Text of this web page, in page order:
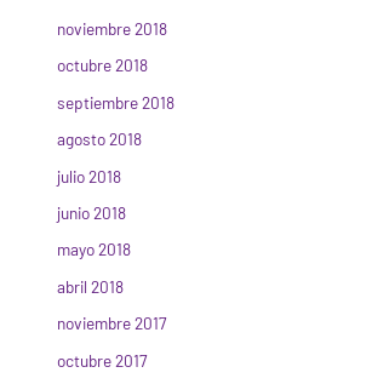
noviembre 2018
octubre 2018
septiembre 2018
agosto 2018
julio 2018
junio 2018
mayo 2018
abril 2018
noviembre 2017
octubre 2017